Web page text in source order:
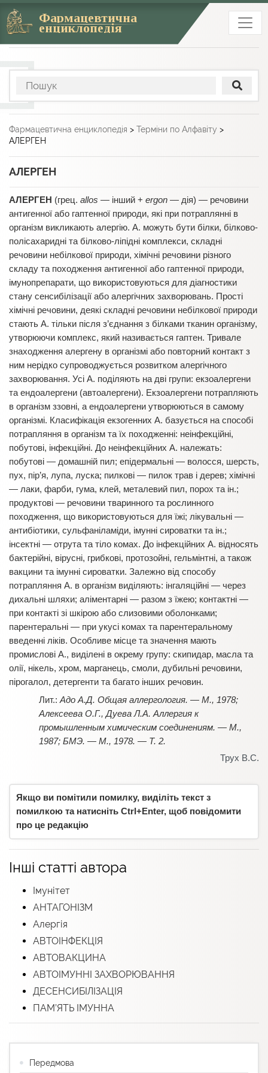
Фармацевтична
енциклопедія
Фармацевтична енциклопедія > Терміни по Алфавіту >
АЛЕРГЕН
АЛЕРГЕН
АЛЕРГЕН (грец. allos — інший + ergon — дія) — речовини
антигенної або гаптенної природи, які при потраплянні в
організм викликають алергію. А. можуть бути білки, білково-
полісахаридні та білково-ліпідні комплекси, складні
речовини небілкової природи, хімічні речовини різного
складу та походження антигенної або гаптенної природи,
імунопрепарати, що використовуються для діагностики
стану сенсибілізації або алергічних захворювань. Прості
хімічні речовини, деякі складні речовини небілкової природи
стають А. тільки після з’єднання з білками тканин організму,
утворюючи комплекс, який називається гаптен. Тривале
знаходження алергену в організмі або повторний контакт з
ним нерідко супроводжується розвитком алергічного
захворювання. Усі А. поділяють на дві групи: екзоалергени
та ендоалергени (автоалергени). Екзоалергени потрапляють
в організм ззовні, а ендоалергени утворюються в самому
організмі. Класифікація екзогенних А. базується на способі
потрапляння в організм та їх походженні: неінфекційні,
побутові, інфекційні. До неінфекційних А. належать:
побутові — домашній пил; епідермальні — волосся, шерсть,
пух, пір’я, лупа, луска; пилкові — пилок трав і дерев; хімічні
— лаки, фарби, гума, клей, металевий пил, порох та ін.;
продуктові — речовини тваринного та рослинного
походження, що використовуються для їжі; лікувальні —
антибіотики, сульфаніламіди, імунні сироватки та ін.;
інсектні — отрута та тіло комах. До інфекційних А. відносять
бактерійні, вірусні, грибкові, протозойні, гельмінтні, а також
вакцини та імунні сироватки. Залежно від способу
потрапляння А. в організм виділяють: інгаляційні — через
дихальні шляхи; аліментарні — разом з їжею; контактні —
при контакті зі шкірою або слизовими оболонками;
парентеральні — при укусі комах та парентеральному
введенні ліків. Особливе місце та значення мають
промислові А., виділені в окрему групу: скипидар, масла та
олії, нікель, хром, марганець, смоли, дубильні речовини,
пірогалол, детергенти та багато інших речовин.
Адо А.Д. Общая аллергология. — М., 1978;
Алексеева О.Г., Дуева Л.А. Аллергия к
промышленным химическим соединениям. — М.,
1987; БМЭ. — М., 1978. — Т. 2.
Трух В.С.
Якщо ви помітили помилку, виділіть текст з
помилкою та натисніть Ctrl+Enter, щоб повідомити
про це редакцію
Інші статті автора
Імунітет
АНТАГОНІЗМ
Алергія
АВТОІНФЕКЦІЯ
АВТОВАКЦИНА
АВТОІМУННІ ЗАХВОРЮВАННЯ
ДЕСЕНСИБІЛІЗАЦІЯ
ПАМ’ЯТЬ ІМУННА
Передмова